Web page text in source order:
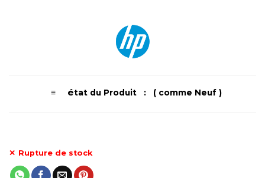
≡ état du Produit : ( comme Neuf )
Rupture de stock